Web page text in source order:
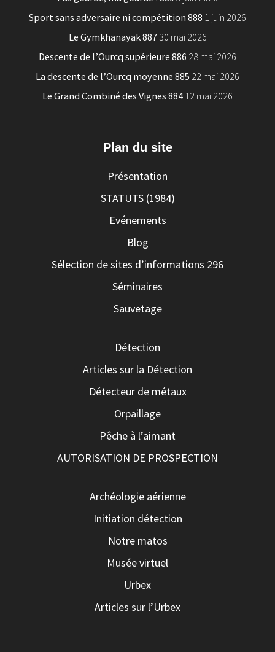
Sport sans adversaire ni compétition 888 1 juin 2026
Le Gymkhanayak 887 30 mai 2026
Descente de l’Ourcq supérieure 886 28 mai 2026
La descente de l’Ourcq moyenne 885 22 mai 2026
Le Grand Combiné des Vignes 884 12 mai 2026
Plan du site
Présentation
STATUTS (1984)
Evénements
Blog
Sélection de sites d’informations 296
Séminaires
Sauvetage
Détection
Articles sur la Détection
Détecteur de métaux
Orpaillage
Pêche à l’aimant
AUTORISATION DE PROSPECTION
Archéologie aérienne
Initiation détection
Notre matos
Musée virtuel
Urbex
Articles sur l’Urbex